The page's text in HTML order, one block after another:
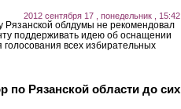
2012 сентября 17 , понедельник , 15:42
Рязанской облдумы не рекомендовал
поддерживать идею об оснащении
всех избирательных
Рязанской области до сих